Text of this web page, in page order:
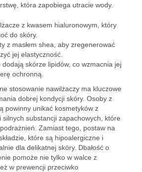
która zapobiega utracie wody.
z kwasem hialuronowym, który
do skóry.
z masłem shea, aby zregenerować
jej elastyczność.
dodają skórze lipidów, co wzmacnia jej
ochronną.
stosowanie nawilżaczy ma kluczowe
dobrej kondycji skóry. Osoby z
powinny unikać kosmetyków z
substancji zapachowych, które
Zamiast tego, postaw na
które są hipoalergiczne i
dla delikatnej skóry. Dbałość o
pomoże nie tylko w walce z
w prewencji przeciwko